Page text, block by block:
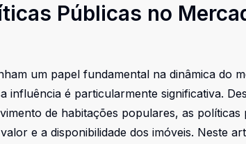
Públicas no
um papel fundamental na dinâmica do
influência é particularmente significativa.
de habitações populares, as
e a disponibilidade dos imóveis. Neste